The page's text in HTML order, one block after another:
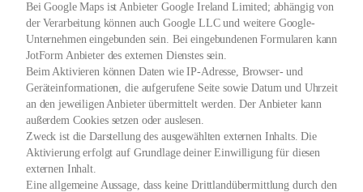
Bei Google Maps ist Anbieter Google Ireland Limited; abhängig von
der Verarbeitung können auch Google LLC und weitere Google-
Unternehmen eingebunden sein. Bei eingebundenen Formularen kann
JotForm Anbieter des externen Dienstes sein.
Beim Aktivieren können Daten wie IP-Adresse, Browser- und
Geräteinformationen, die aufgerufene Seite sowie Datum und Uhrzeit
an den jeweiligen Anbieter übermittelt werden. Der Anbieter kann
außerdem Cookies setzen oder auslesen.
Zweck ist die Darstellung des ausgewählten externen Inhalts. Die
Aktivierung erfolgt auf Grundlage deiner Einwilligung für diesen
externen Inhalt.
Eine allgemeine Aussage, dass keine Drittlandübermittlung durch den